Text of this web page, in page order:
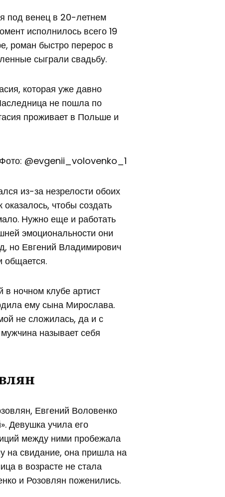
под венец в 20-летнем
исполнилось всего 19
роман быстро перерос в
сыграли свадьбу.
которая уже давно
не пошла по
проживает в Польше и
@evgenii_volovenko_1
из-за незрелости обоих
чтобы создать
Нужно еще и работать
эмоциональности они
но Евгений Владимирович
общается.
в ночном клубе артист
ему сына Мирослава.
не сложилась, да и с
называет себя
Евгений Воловенко
Девушка учила его
между ними пробежала
на свидание, она пришла на
в возрасте не стала
и Розовлян поженились.